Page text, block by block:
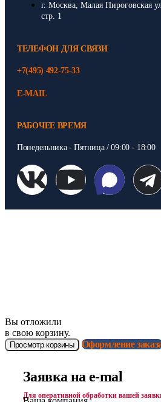
г. Москва, Малая Пироговская
стр. 1
ТЕЛЕФОН ДЛЯ СВЯЗИ
+7(495) 492-75-33
E-MAIL
РАБОЧЕЕ ВРЕМЯ
Понедельника - Пятница / 09:00 - 18:00
Вы отложили
в свою корзину.
Просмотр корзины Оформление
Заявка на e-mal
Для оперативной обработки вашей